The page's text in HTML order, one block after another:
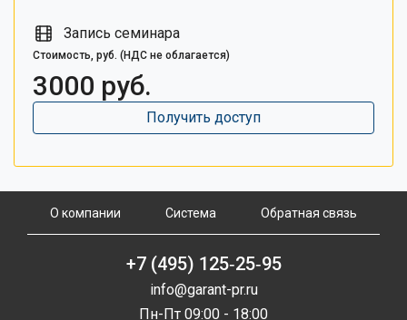
Запись семинара
Стоимость, руб. (НДС не облагается)
3000 руб.
Получить доступ
О компании Система Обратная связь
+7 (495) 125‑25‑95
info@garant-pr.ru
Пн-Пт 09:00 - 18:00